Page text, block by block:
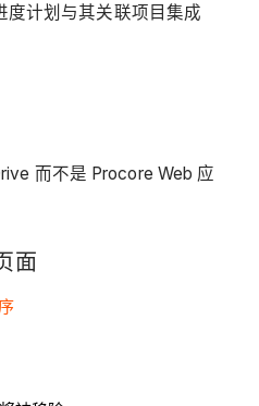
计划与其关联项目集成
而不是 Procore Web 应
面